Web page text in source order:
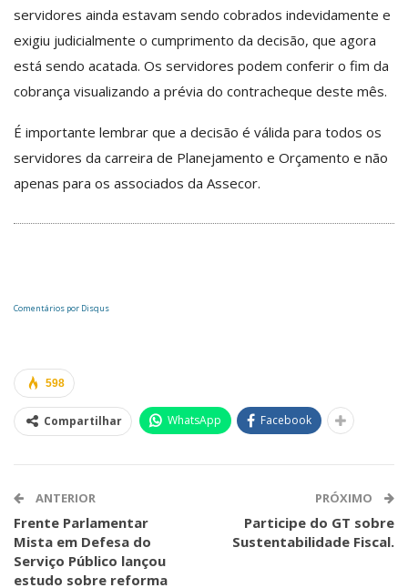
servidores ainda estavam sendo cobrados indevidamente e
exigiu judicialmente o cumprimento da decisão, que agora
está sendo acatada. Os servidores podem conferir o fim da
cobrança visualizando a prévia do contracheque deste mês.
É importante lembrar que a decisão é válida para todos os
servidores da carreira de Planejamento e Orçamento e não
apenas para os associados da Assecor.
Comentários por Disqus
598
Compartilhar WhatsApp Facebook
ANTERIOR
Frente Parlamentar
Mista em Defesa do
Serviço Público lançou
estudo sobre reforma
PRÓXIMO
Participe do GT sobre
Sustentabilidade Fiscal.